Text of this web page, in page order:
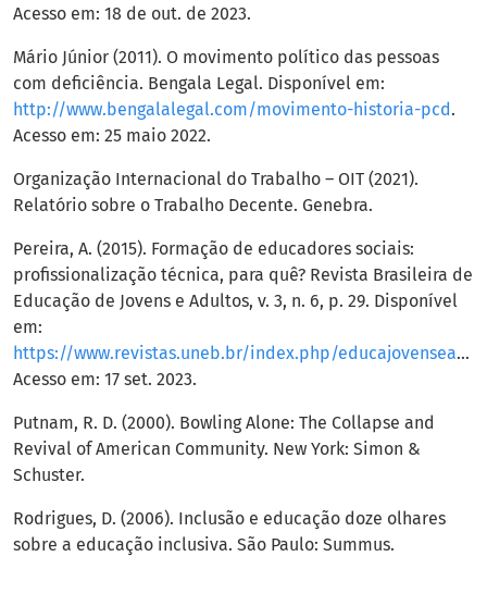
Acesso em: 18 de out. de 2023.
Mário Júnior (2011). O movimento político das pessoas
com deficiência. Bengala Legal. Disponível em:
http://www.bengalalegal.com/movimento-historia-pcd .
Acesso em: 25 maio 2022.
Organização Internacional do Trabalho – OIT (2021).
Relatório sobre o Trabalho Decente. Genebra.
Pereira, A. (2015). Formação de educadores sociais:
profissionalização técnica, para quê? Revista Brasileira de
Educação de Jovens e Adultos, v. 3, n. 6, p. 29. Disponível
em:
https://www.revistas.uneb.br/index.php/educajovenseadultos/article/view/2136#:~:text=A%20quest%C3%A3o%20de%20partida%20foi,qualifica%C3%A7%C3%A3o%20ampla%2C%20profunda%20e%20cr%C3%ADtica%3F
Acesso em: 17 set. 2023.
Putnam, R. D. (2000). Bowling Alone: The Collapse and
Revival of American Community. New York: Simon &
Schuster.
Rodrigues, D. (2006). Inclusão e educação doze olhares
sobre a educação inclusiva. São Paulo: Summus.